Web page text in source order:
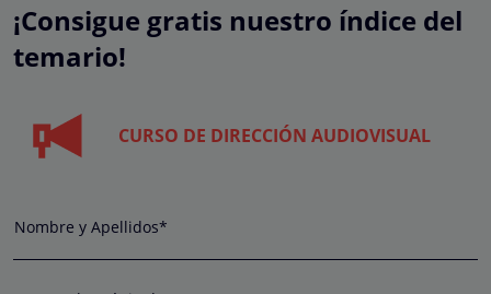
¡Consigue gratis nuestro índice del
temario!
CURSO DE DIRECCIÓN AUDIOVISUAL
Nombre y Apellidos*